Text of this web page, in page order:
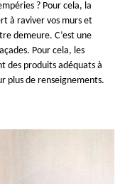
? Pour cela, la
à raviver vos murs et
demeure. C’est une
Pour cela, les
des produits adéquats à
plus de renseignements.